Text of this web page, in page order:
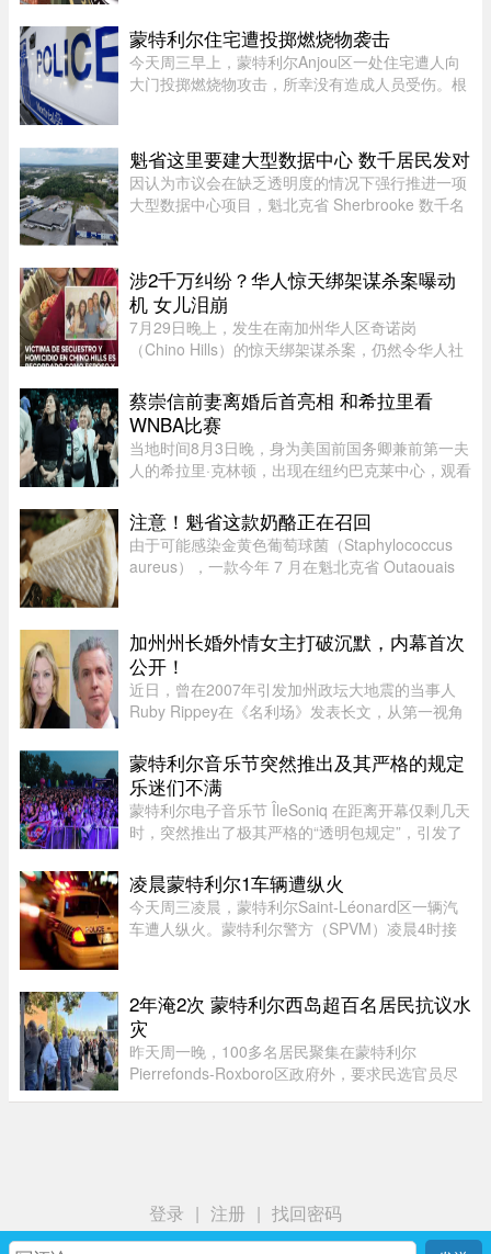
故发生在上午7点左右，受影响路段位于Saint-
Alexandre街与Calixa-Lavallé ...
蒙特利尔住宅遭投掷燃烧物袭击
今天周三早上，蒙特利尔Anjou区一处住宅遭人向
大门投掷燃烧物攻击，所幸没有造成人员受伤。根
Bellefontaine、靠近avenue de ...
魁省这里要建大型数据中心 数千居民发对
因认为市议会在缺乏透明度的情况下强行推进一项
大型数据中心项目，魁北克省 Sherbrooke 数千名
估并举行公开辩论，同时对 ...
涉2千万纠纷？华人惊天绑架谋杀案曝动
机 女儿泪崩
7月29日晚上，发生在南加州华人区奇诺岗
（Chino Hills）的惊天绑架谋杀案，仍然令华人社
爆料，这起案件的动机似乎正在明朗。根据最新消
息显示，凶手博正峰（Zhengfeng ...
蔡崇信前妻离婚后首亮相 和希拉里看
WNBA比赛
当地时间8月3日晚，身为美国前国务卿兼前第一夫
人的希拉里·克林顿，出现在纽约巴克莱中心，观看
队。主场作战的纽约自由队最终以 95-83 获胜，位
列总积分榜第七位，而风暴 ...
注意！魁省这款奶酪正在召回
由于可能感染金黄色葡萄球菌（Staphylococcus
aureus），一款今年 7 月在魁北克省 Outaouais
的产品为 2026 年 7 月 9 日至 ...
加州州长婚外情女主打破沉默，内幕首次
公开！
近日，曾在2007年引发加州政坛大地震的当事人
Ruby Rippey在《名利场》发表长文，从第一视角
Gavin Newsom的一段婚外情。这段尘封多年的往
事再次被推向风口浪尖。Gavin New ...
蒙特利尔音乐节突然推出及其严格的规定
乐迷们不满
蒙特利尔电子音乐节 ÎleSoniq 在距离开幕仅剩几天
时，突然推出了极其严格的“透明包规定”，引发了
门用的腰包，结果在 ÎleSoniq 开幕前几天还得折腾
着重新买一个，太 ...
凌晨蒙特利尔1车辆遭纵火
今天周三凌晨，蒙特利尔Saint-Léonard区一辆汽
车遭人纵火。蒙特利尔警方（SPVM）凌晨4时接
Chèvrefils表示，警员抵达现场时，火 ...
2年淹2次 蒙特利尔西岛超百名居民抗议水
灾
昨天周一晚，100多名居民聚集在蒙特利尔
Pierrefonds-Roxboro区政府外，要求民选官员尽
登录 | 注册 | 找回密码